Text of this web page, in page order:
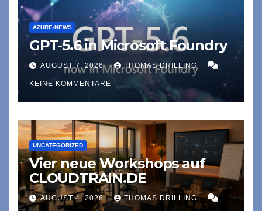
AZURE-NEWS
GPT-5.6 in Microsoft Foundry
AUGUST 7, 2026 THOMAS DRILLING
KEINE KOMMENTARE
UNCATEGORIZED
Vier neue Workshops auf
CLOUDTRAIN.DE
AUGUST 4, 2026 THOMAS DRILLING